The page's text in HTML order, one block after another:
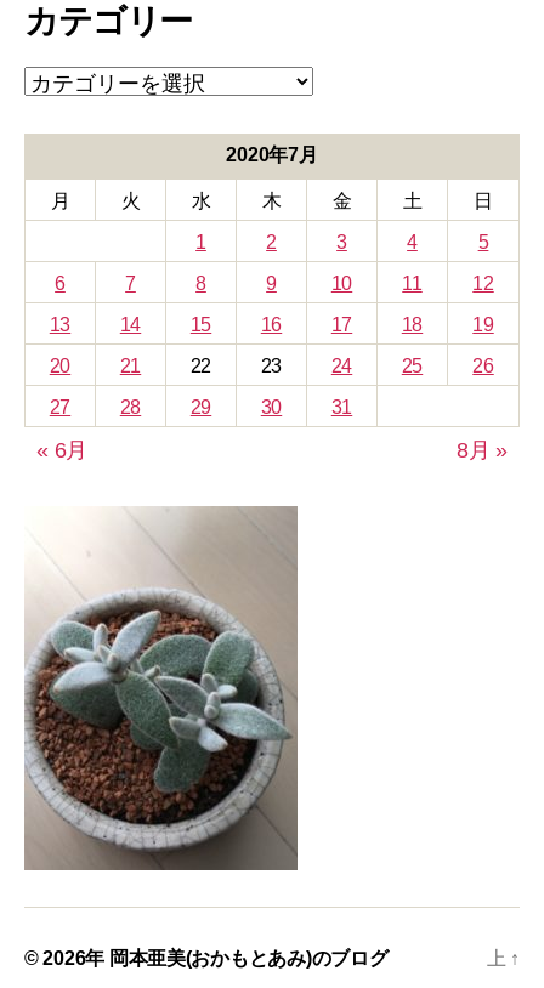
イ
カテゴリー
カ
テ
ー
2020年7月
月 火 水 木 金 土
日
1
2 3 4
5
6
7 8 9 10 11
12
13
14 15 16 17 18
19
20
21 22 23 24 25
26
27
28 29 30 31
« 6月 8月 »
© 2026年 岡本亜美(おかもとあみ)のブログ 上 ↑